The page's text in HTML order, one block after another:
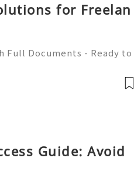
for Freelan
Full Documents - Ready to
📧 Email:
Guide: Avoid